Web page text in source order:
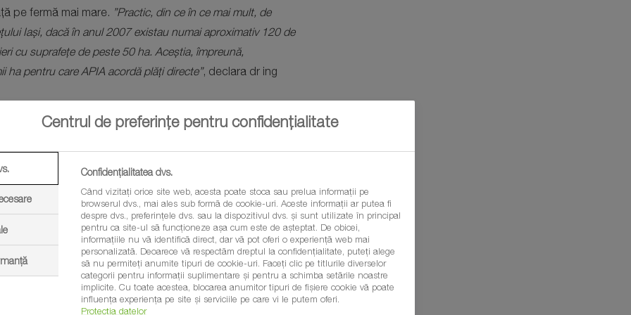
pe fermă mai mare. ”Practic, din ce în ce mai mult, de
Iași, dacă în anul 2007 existau numai aproximativ 120 de
cu suprafețe de peste 50 ha. Aceștia, împreună,
ha pentru care APIA acordă plăți directe”, declara dr ing
se constată o creștere anuală cu peste 10%. Potrivit
denotă o preocupare tot mai accentuată pentru
în producție nu poate fi asigurat decât prin apelarea
încearcă să fie aproape de fermieri, venind în câmp și
”Noi, atunci când ieșim pe piață cu un produs, de fapt
Vedem problema din câmp și venim cu soluții
Centrul de preferințe pentru confidențialitate
Confidențialitatea dvs.
Când vizitați orice site web, acesta poate stoca sau prelua informații pe
browserul dvs., mai ales sub formă de cookie-uri. Aceste informații ar putea fi
despre dvs., preferințele dvs. sau la dispozitivul dvs. și sunt utilizate în principal
pentru ca site-ul să funcționeze așa cum este de așteptat. De obicei,
informațiile nu vă identifică direct, dar vă pot oferi o experiență web mai
personalizată. Deoarece vă respectăm dreptul la confidențialitate, puteți alege
să nu permiteți anumite tipuri de cookie-uri. Faceți clic pe titlurile diverselor
categorii pentru informații suplimentare și pentru a schimba setările noastre
implicite. Cu toate acestea, blocarea anumitor tipuri de fișiere cookie vă poate
influența experiența pe site și serviciile pe care vi le putem oferi.
Protecția datelor